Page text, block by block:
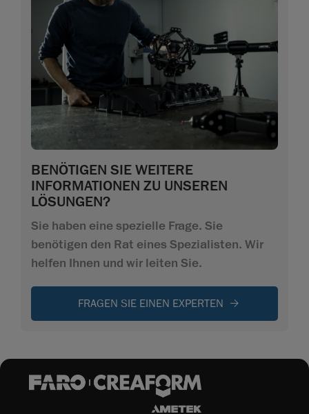
BENÖTIGEN SIE WEITERE
INFORMATIONEN ZU UNSEREN
LÖSUNGEN?
Sie haben eine spezielle Frage. Sie
benötigen den Rat eines Spezialisten. Wir
helfen Ihnen und wir leiten Sie.
FRAGEN SIE EINEN EXPERTEN